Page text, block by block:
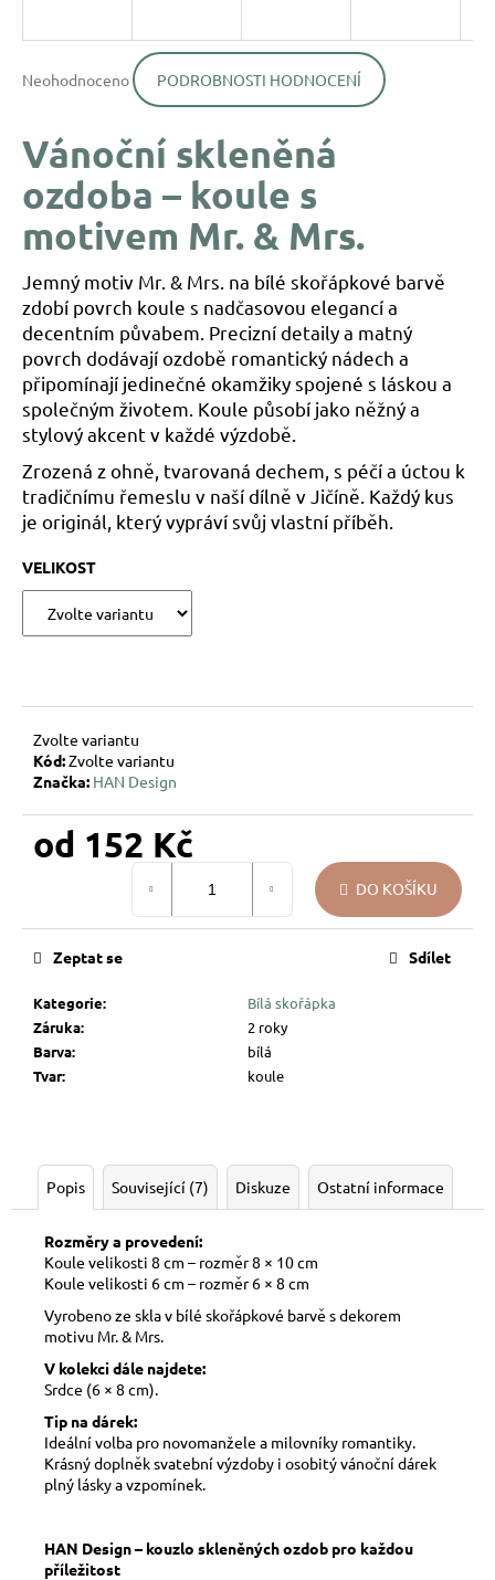
hodnocení
0,0
5
hvězdiček.
Neohodnoceno PODROBNOSTI HODNOCENÍ
Vánoční skleněná
ozdoba – koule s
motivem Mr. & Mrs.
Jemný motiv Mr. & Mrs. na bílé skořápkové barvě
zdobí povrch koule s nadčasovou elegancí a
decentním půvabem. Precizní detaily a matný
povrch dodávají ozdobě romantický nádech a
připomínají jedinečné okamžiky spojené s láskou a
společným životem. Koule působí jako něžný a
stylový akcent v každé výzdobě.
Zrozená z ohně, tvarovaná dechem, s péčí a úctou k
tradičnímu řemeslu v naší dílně v Jičíně. Každý kus
je originál, který vypráví svůj vlastní příběh.
VELIKOST
Zvolte variantu
Kód:Zvolte variantu
Značka: HAN Design
od 152 Kč
DO KOŠÍKU
Kategorie:
Bílá skořápka
Záruka:
2 roky
Barva:
bílá
Tvar: koule
Zeptat se Sdílet
Popis Související (7) Diskuze Ostatní informace
Rozměry a provedení:
Koule velikosti 8 cm – rozměr 8 × 10 cm
Koule velikosti 6 cm – rozměr 6 × 8 cm
Vyrobeno ze skla v bílé skořápkové barvě s dekorem
motivu Mr. & Mrs.
V kolekci dále najdete:
Srdce (6 × 8 cm).
Tip na dárek:
Ideální volba pro novomanžele a milovníky romantiky.
Krásný doplněk svatební výzdoby i osobitý vánoční dárek
plný lásky a vzpomínek.
HAN Design – kouzlo skleněných ozdob pro každou
příležitost
í
?
D
o
p
o
r
u
č
u
j
e
m
KOULE
KŘEHKÁ
VĚTVIČKA
119
Kč